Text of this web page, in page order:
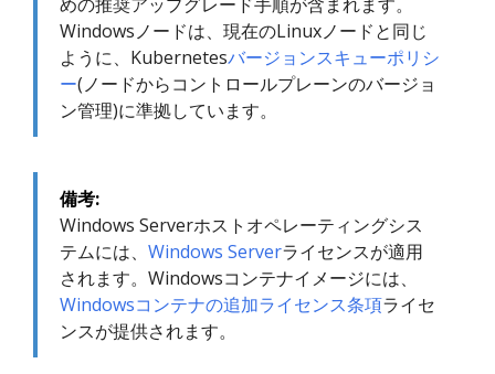
Windowsノードは、現在のLinuxノードと同じ
ように、Kubernetesバージョンスキューポリシ
ー(ノードからコントロールプレーンのバージョ
ン管理)に準拠しています。
備考:
Windows Serverホストオペレーティングシス
テムには、 Windows Serverライセンスが適用
されます。Windowsコンテナイメージには、
Windowsコンテナの追加ライセンス条項ライセ
ンスが提供されます。